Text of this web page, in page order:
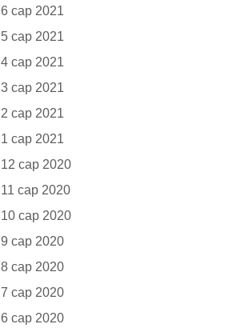
6 сар 2021
5 сар 2021
4 сар 2021
3 сар 2021
2 сар 2021
1 сар 2021
12 сар 2020
11 сар 2020
10 сар 2020
9 сар 2020
8 сар 2020
7 сар 2020
6 сар 2020